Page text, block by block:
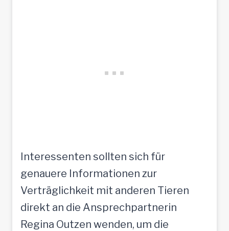
Interessenten sollten sich für
genauere Informationen zur
Verträglichkeit mit anderen Tieren
direkt an die Ansprechpartnerin
Regina Outzen wenden, um die